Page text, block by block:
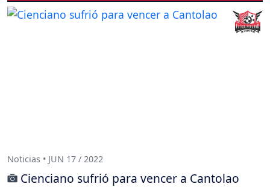
Noticias • JUN 17 / 2022
Cienciano sufrió para vencer a Cantolao